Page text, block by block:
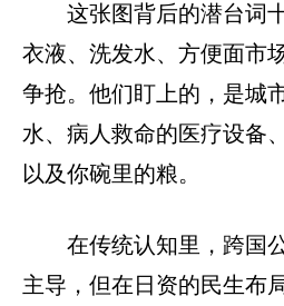
这张图背后的潜台词
衣液、洗发水、方便面市
争抢。他们盯上的，是城
水、病人救命的医疗设备
以及你碗里的粮。
在传统认知里，跨国
主导，但在日资的民生布